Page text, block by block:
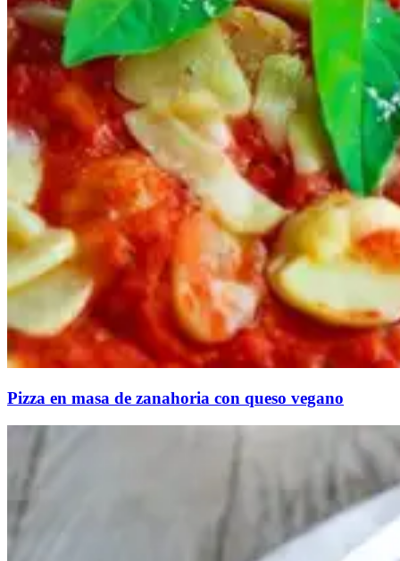
Pizza en masa de zanahoria con queso vegano